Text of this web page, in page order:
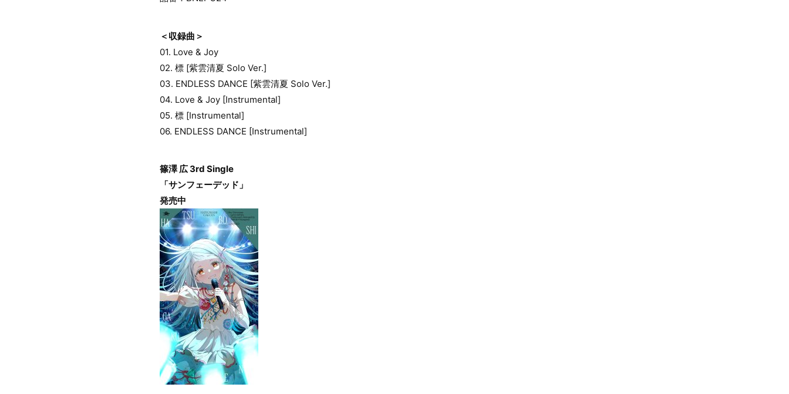
＜収録曲＞
01. Love & Joy
02. 標 [紫雲清夏 Solo Ver.]
03. ENDLESS DANCE [紫雲清夏 Solo Ver.]
04. Love & Joy [Instrumental]
05. 標 [Instrumental]
06. ENDLESS DANCE [Instrumental]
篠澤 広 3rd Single
「サンフェーデッド」
発売中